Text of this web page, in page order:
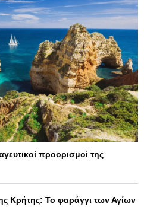
προορισμοί της
Κρήτης: Το φαράγγι των Αγίων